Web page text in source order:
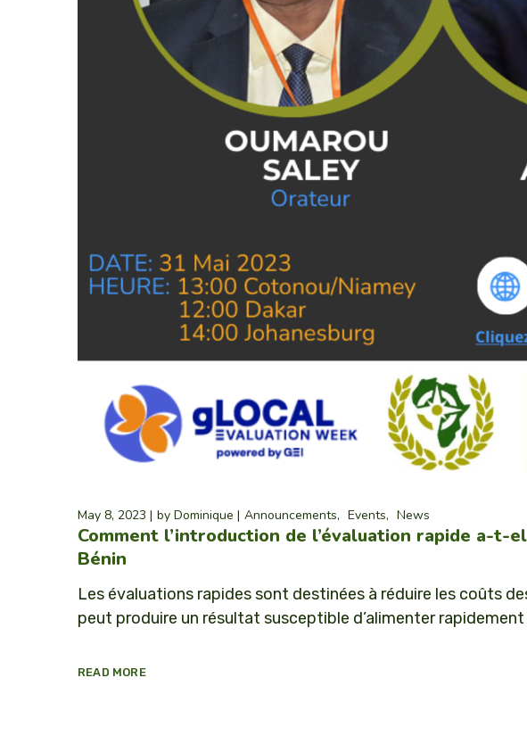
May 8, 2023 by Dominique Announcements Events News
Comment l’introduction de l’évaluation rapide a-
Bénin
Les évaluations rapides sont destinées à réduire les coûts
peut produire un résultat susceptible d’alimenter
READ MORE